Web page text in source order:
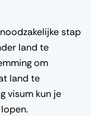
stap
land te
om
land te
visum kun je